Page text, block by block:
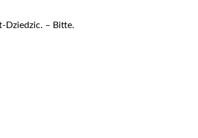
Dziedzic. – Bitte.